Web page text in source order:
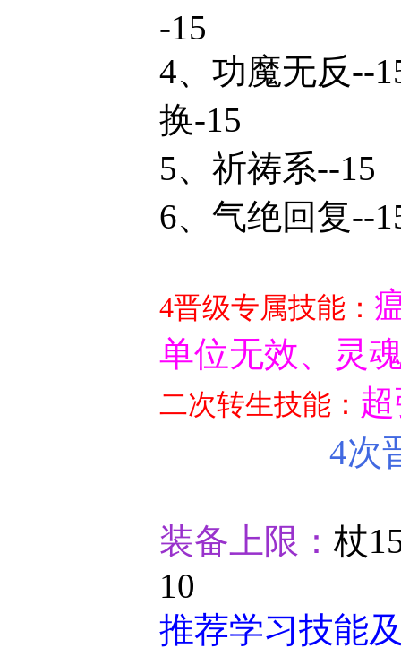
-15
4、功魔
换-15
5、祈祷系--15
6、气绝回复--
4晋级专属技能：
单位无效、灵
二次转生技能：
4次
装备上限： 杖
10
推荐学习技能